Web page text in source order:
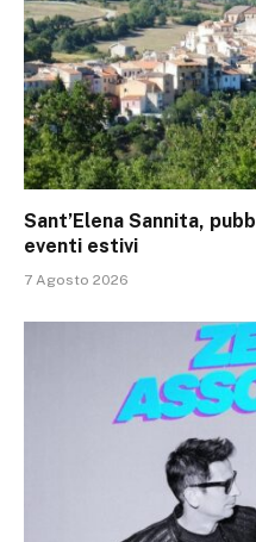
Sant’Elena Sannita,
eventi estivi
7 Agosto 2026